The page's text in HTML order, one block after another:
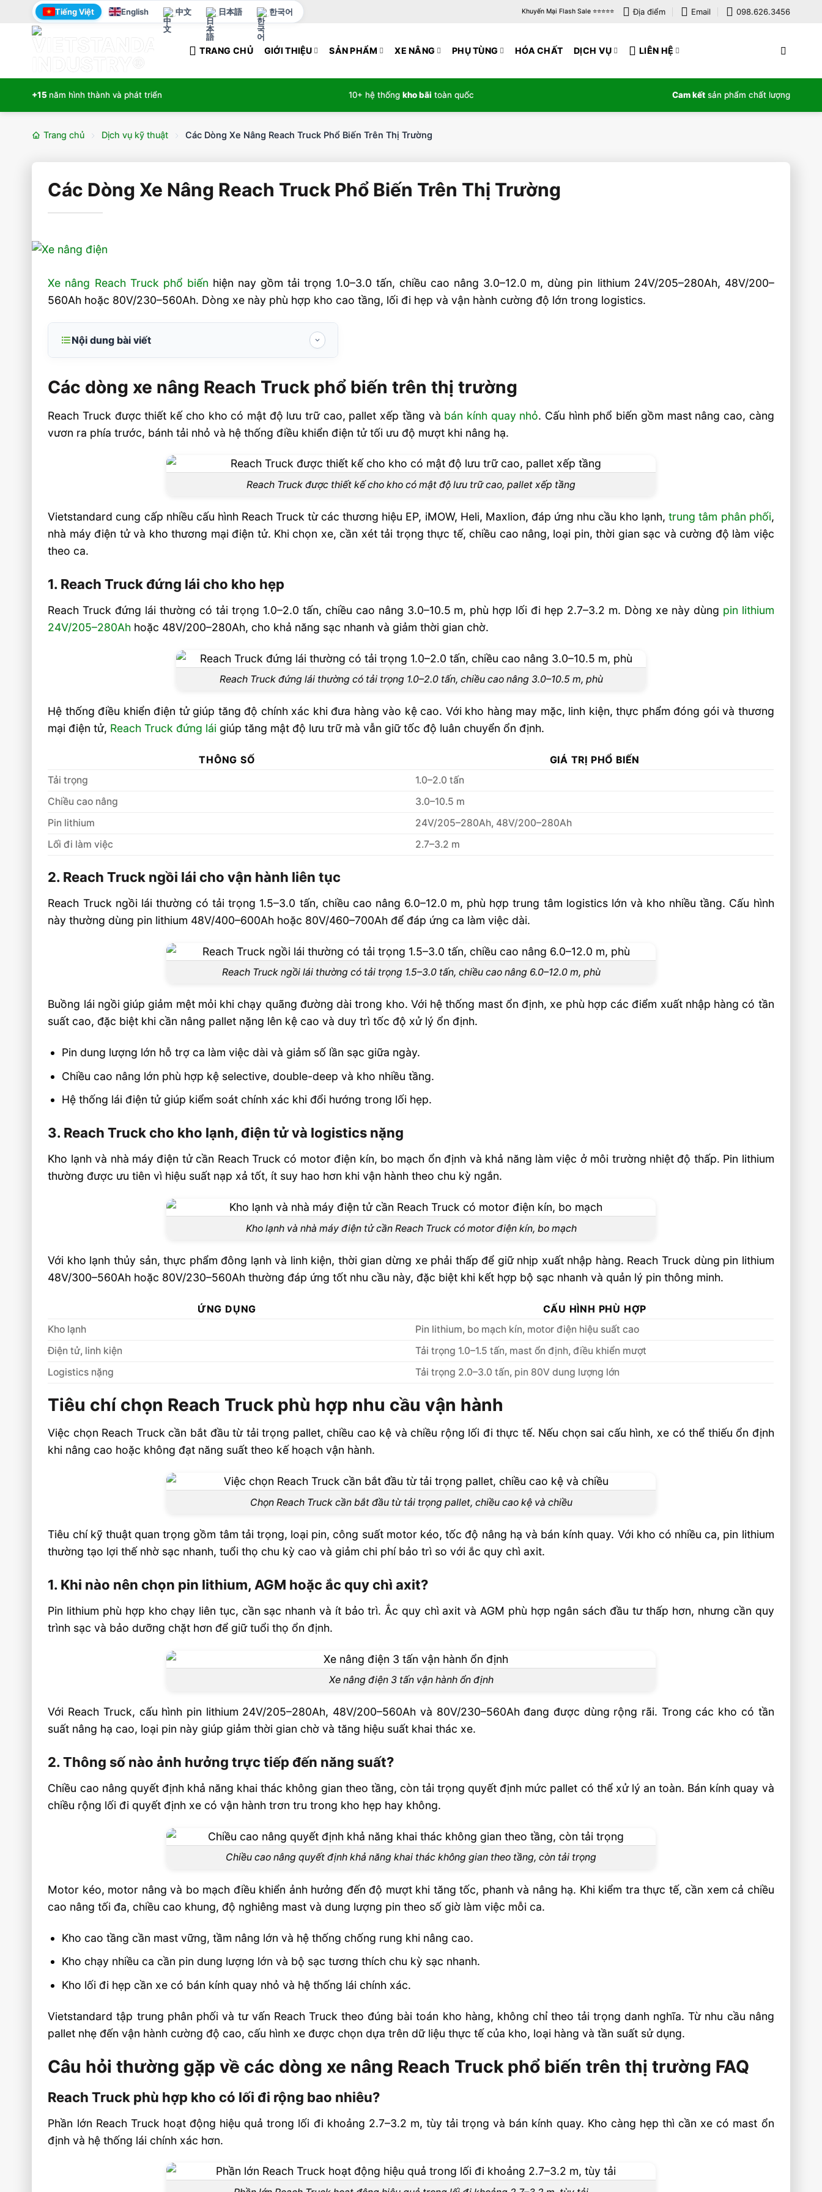
Tiếng Việt English 中文 日本語 한국어 Khuyến Mại Flash Sale ⭐️⭐️⭐️⭐️⭐️ Địa điểm Email 098.626.3456
TRANG CHỦ GIỚI THIỆU SẢN PHẨM XE NÂNG PHỤ TÙNG HÓA CHẤT DỊCH VỤ LIÊN HỆ
+15 năm hình thành và phát triển 10+ hệ thống kho bãi toàn quốc Cam kết sản phẩm chất lượng
Trang chủ Dịch vụ kỹ thuật Các Dòng Xe Nâng Reach Truck Phổ Biến Trên Thị Trường
Các Dòng Xe Nâng Reach Truck Phổ Biến Trên Thị Trường
Xe nâng Reach Truck phổ biến hiện nay gồm tải trọng 1.0–3.0 tấn, chiều cao nâng 3.0–12.0 m, dùng pin lithium 24V/205–280Ah, 48V/200–
560Ah hoặc 80V/230–560Ah. Dòng xe này phù hợp kho cao tầng, lối đi hẹp và vận hành cường độ lớn trong logistics.
Nội dung bài viết
trường
2. Reach Truck ngồi lái cho vận hành liên tục
Tiêu chí chọn Reach Truck phù hợp nhu cầu vận hành
axit?
phổ biến trên thị trường FAQ
Reach Truck phù hợp kho có lối đi rộng bao nhiêu?
Nên chọn Reach Truck pin lithium hay ắc quy chì
Reach Truck thường nâng cao tối đa bao nhiêu mét?
Video: Các Dòng Xe Nâng Reach Truck Phổ Biến Trên
Thị Trường
Liên hệ mua sản phẩm
Các dòng xe nâng Reach Truck phổ biến trên thị trường
Reach Truck được thiết kế cho kho có mật độ lưu trữ cao, pallet xếp tầng và bán kính quay nhỏ. Cấu hình phổ biến gồm mast nâng cao, càng
vươn ra phía trước, bánh tải nhỏ và hệ thống điều khiển điện tử tối ưu độ mượt khi nâng hạ.
Reach Truck được thiết kế cho kho có mật độ lưu trữ cao, pallet xếp tầng
Vietstandard cung cấp nhiều cấu hình Reach Truck từ các thương hiệu EP, iMOW, Heli, Maxlion, đáp ứng nhu cầu kho lạnh,trung tâm phân phối,
nhà máy điện tử và kho thương mại điện tử. Khi chọn xe, cần xét tải trọng thực tế, chiều cao nâng, loại pin, thời gian sạc và cường độ làm việc
theo ca.
1. Reach Truck đứng lái cho kho hẹp
Reach Truck đứng lái thường có tải trọng 1.0–2.0 tấn, chiều cao nâng 3.0–10.5 m, phù hợp lối đi hẹp 2.7–3.2 m. Dòng xe này dùng pin lithium
24V/205–280Ah hoặc 48V/200–280Ah, cho khả năng sạc nhanh và giảm thời gian chờ.
Reach Truck đứng lái thường có tải trọng 1.0–2.0 tấn, chiều cao nâng 3.0–10.5 m, phù
Hệ thống điều khiển điện tử giúp tăng độ chính xác khi đưa hàng vào kệ cao. Với kho hàng may mặc, linh kiện, thực phẩm đóng gói và thương
mại điện tử, Reach Truck đứng lái giúp tăng mật độ lưu trữ mà vẫn giữ tốc độ luân chuyển ổn định.
THÔNG SỐ
GIÁ TRỊ PHỔ BIẾN
Tải trọng
1.0–2.0 tấn
Chiều cao nâng
3.0–10.5 m
Pin lithium
24V/205–280Ah, 48V/200–280Ah
Lối đi làm việc
2.7–3.2 m
2. Reach Truck ngồi lái cho vận hành liên tục
Reach Truck ngồi lái thường có tải trọng 1.5–3.0 tấn, chiều cao nâng 6.0–12.0 m, phù hợp trung tâm logistics lớn và kho nhiều tầng. Cấu hình
này thường dùng pin lithium 48V/400–600Ah hoặc 80V/460–700Ah để đáp ứng ca làm việc dài.
Reach Truck ngồi lái thường có tải trọng 1.5–3.0 tấn, chiều cao nâng 6.0–12.0 m, phù
Buồng lái ngồi giúp giảm mệt mỏi khi chạy quãng đường dài trong kho. Với hệ thống mast ổn định, xe phù hợp các điểm xuất nhập hàng có tần
suất cao, đặc biệt khi cần nâng pallet nặng lên kệ cao và duy trì tốc độ xử lý ổn định.
Pin dung lượng lớn hỗ trợ ca làm việc dài và giảm số lần sạc giữa ngày.
Chiều cao nâng lớn phù hợp kệ selective, double-deep và kho nhiều tầng.
Hệ thống lái điện tử giúp kiểm soát chính xác khi đổi hướng trong lối hẹp.
3. Reach Truck cho kho lạnh, điện tử và logistics nặng
Kho lạnh và nhà máy điện tử cần Reach Truck có motor điện kín, bo mạch ổn định và khả năng làm việc ở môi trường nhiệt độ thấp. Pin lithium
thường được ưu tiên vì hiệu suất nạp xả tốt, ít suy hao hơn khi vận hành theo chu kỳ ngắn.
Kho lạnh và nhà máy điện tử cần Reach Truck có motor điện kín, bo mạch
Với kho lạnh thủy sản, thực phẩm đông lạnh và linh kiện, thời gian dừng xe phải thấp để giữ nhịp xuất nhập hàng. Reach Truck dùng pin lithium
48V/300–560Ah hoặc 80V/230–560Ah thường đáp ứng tốt nhu cầu này, đặc biệt khi kết hợp bộ sạc nhanh và quản lý pin thông minh.
ỨNG DỤNG
CẤU HÌNH PHÙ HỢP
Kho lạnh
Pin lithium, bo mạch kín, motor điện hiệu suất cao
Điện tử, linh kiện
Tải trọng 1.0–1.5 tấn, mast ổn định, điều khiển mượt
Logistics nặng
Tải trọng 2.0–3.0 tấn, pin 80V dung lượng lớn
Tiêu chí chọn Reach Truck phù hợp nhu cầu vận hành
Việc chọn Reach Truck cần bắt đầu từ tải trọng pallet, chiều cao kệ và chiều rộng lối đi thực tế. Nếu chọn sai cấu hình, xe có thể thiếu ổn định
khi nâng cao hoặc không đạt năng suất theo kế hoạch vận hành.
Chọn Reach Truck cần bắt đầu từ tải trọng pallet, chiều cao kệ và chiều
Tiêu chí kỹ thuật quan trọng gồm tâm tải trọng, loại pin, công suất motor kéo, tốc độ nâng hạ và bán kính quay. Với kho có nhiều ca, pin lithium
thường tạo lợi thế nhờ sạc nhanh, tuổi thọ chu kỳ cao và giảm chi phí bảo trì so với ắc quy chì axit.
1. Khi nào nên chọn pin lithium, AGM hoặc ắc quy chì axit?
Pin lithium phù hợp kho chạy liên tục, cần sạc nhanh và ít bảo trì. Ắc quy chì axit và AGM phù hợp ngân sách đầu tư thấp hơn, nhưng cần quy
trình sạc và bảo dưỡng chặt hơn để giữ tuổi thọ ổn định.
Xe nâng điện 3 tấn vận hành ổn định
Với Reach Truck, cấu hình pin lithium 24V/205–280Ah, 48V/200–560Ah và 80V/230–560Ah đang được dùng rộng rãi. Trong các kho có tần
suất nâng hạ cao, loại pin này giúp giảm thời gian chờ và tăng hiệu suất khai thác xe.
2. Thông số nào ảnh hưởng trực tiếp đến năng suất?
Chiều cao nâng quyết định khả năng khai thác không gian theo tầng, còn tải trọng quyết định mức pallet có thể xử lý an toàn. Bán kính quay và
chiều rộng lối đi quyết định xe có vận hành trơn tru trong kho hẹp hay không.
Chiều cao nâng quyết định khả năng khai thác không gian theo tầng, còn tải trọng
Motor kéo, motor nâng và bo mạch điều khiển ảnh hưởng đến độ mượt khi tăng tốc, phanh và nâng hạ. Khi kiểm tra thực tế, cần xem cả chiều
cao nâng tối đa, chiều cao khung, độ nghiêng mast và dung lượng pin theo số giờ làm việc mỗi ca.
Kho cao tầng cần mast vững, tầm nâng lớn và hệ thống chống rung khi nâng cao.
Kho chạy nhiều ca cần pin dung lượng lớn và bộ sạc tương thích chu kỳ sạc nhanh.
Kho lối đi hẹp cần xe có bán kính quay nhỏ và hệ thống lái chính xác.
Vietstandard tập trung phân phối và tư vấn Reach Truck theo đúng bài toán kho hàng, không chỉ theo tải trọng danh nghĩa. Từ nhu cầu nâng
pallet nhẹ đến vận hành cường độ cao, cấu hình xe được chọn dựa trên dữ liệu thực tế của kho, loại hàng và tần suất sử dụng.
Câu hỏi thường gặp về các dòng xe nâng Reach Truck phổ biến trên thị trường FAQ
Reach Truck phù hợp kho có lối đi rộng bao nhiêu?
Phần lớn Reach Truck hoạt động hiệu quả trong lối đi khoảng 2.7–3.2 m, tùy tải trọng và bán kính quay. Kho càng hẹp thì cần xe có mast ổn
định và hệ thống lái chính xác hơn.